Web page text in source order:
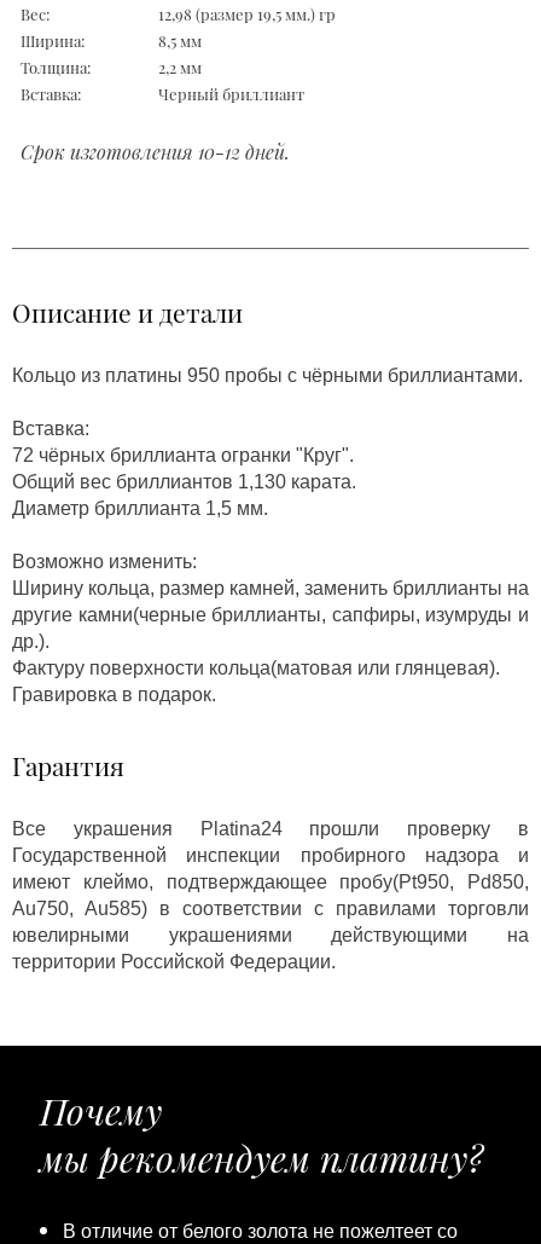
Вес:
12,98 (размер 19,5 мм.) гр
Ширина:
8,5 мм
Толщина:
2,2 мм
Вставка:
Черный бриллиант
Срок изготовления 10-12 дней.
Описание и детали
Кольцо из платины 950 пробы с чёрными бриллиантами.
Вставка:
72 чёрных бриллианта огранки "Круг".
Общий вес бриллиантов 1,130 карата.
Диаметр бриллианта 1,5 мм.
Возможно изменить:
Ширину кольца, размер камней, заменить бриллианты на
другие камни(черные бриллианты, сапфиры, изумруды и
др.).
Фактуру поверхности кольца(матовая или глянцевая).
Гравировка в подарок.
Гарантия
Все украшения Platina24 прошли проверку в
Государственной инспекции пробирного надзора и
имеют клеймо, подтверждающее пробу(Pt950, Pd850,
Au750, Au585) в соответствии с правилами торговли
ювелирными украшениями действующими на
территории Российской Федерации.
Почему
мы рекомендуем платину?
В отличие от белого золота не пожелтеет со